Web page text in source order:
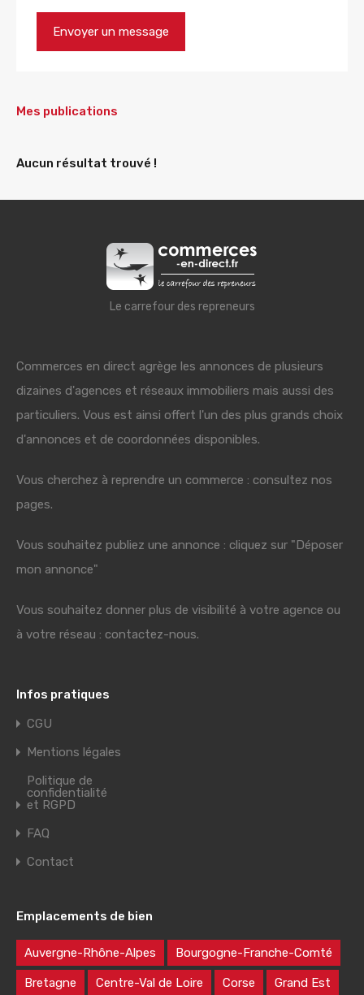
Mes publications
Aucun résultat trouvé !
Le carrefour des repreneurs
Commerces en direct agrège les annonces de plusieurs
dizaines d'agences et réseaux immobiliers mais aussi des
particuliers. Vous est ainsi offert l'un des plus grands choix
d'annonces et de coordonnées disponibles.
Vous cherchez à reprendre un commerce : consultez nos
pages.
Vous souhaitez publiez une annonce : cliquez sur "Déposer
mon annonce"
Vous souhaitez donner plus de visibilité à votre agence ou
à votre réseau : contactez-nous.
Infos pratiques
CGU
Mentions légales
Politique de
confidentialité
et RGPD
FAQ
Contact
Emplacements de bien
Auvergne-Rhône-Alpes Bourgogne-Franche-Comté
Bretagne Centre-Val de Loire Corse Grand Est